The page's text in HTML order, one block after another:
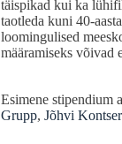
täispikad kui ka
taotleda kuni 40-
loomingulised
määramiseks võivad
Esimene stipendium
Grupp, Jõhvi